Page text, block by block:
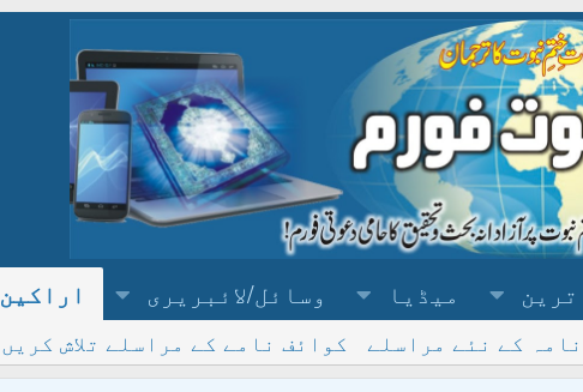
میڈیا وسائل/لائبریری اراکین
کے نئے مراسلے کوائف نامے کے مراسلے تلاش کریں